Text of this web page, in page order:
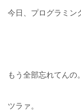
今日、プログラミン
もう全部忘れてんの。
ツラァ。